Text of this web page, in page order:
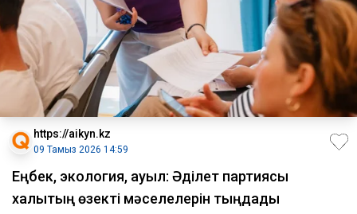
https://aikyn.kz
09 Тамыз 2026 14:59
Еңбек, экология, ауыл: Әділет партиясы
халықтың өзекті мәселелерін тыңдады